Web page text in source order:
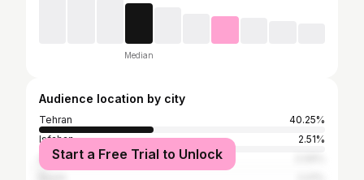
Median
Audience location by city
Tehran
40.25%
Isfahan
2.51%
Istanbul
Start a Free Trial to Unlock